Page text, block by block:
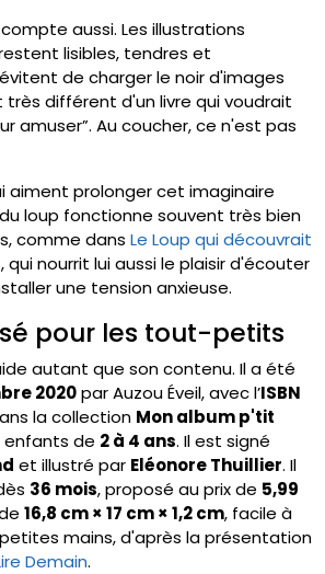
aussi. Les illustrations
lisibles, tendres et
de charger le noir d'images
différent d'un livre qui voudrait
amuser”. Au coucher, ce n'est pas
aiment prolonger cet imaginaire
loup fonctionne souvent très bien
comme dans Le Loup qui découvrait
, qui nourrit lui aussi le plaisir d'écouter
une tension anxieuse.
pour les tout-petits
autant que son contenu. Il a été
2020par Auzou Éveil, avec l’ISBN
la collection Mon album p'tit
enfants de 2 à 4 ans. Il est signé
et illustré par Eléonore Thuillier. Il
36 mois, proposé au prix de 5,99
16,8 cm × 17 cm × 1,2 cm, facile à
mains, d'après la présentation
Demain.